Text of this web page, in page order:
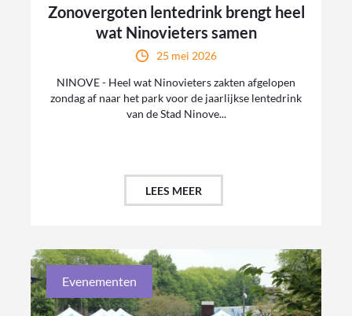
Zonovergoten lentedrink brengt heel
wat Ninovieters samen
25 mei 2026
NINOVE - Heel wat Ninovieters zakten afgelopen
zondag af naar het park voor de jaarlijkse lentedrink
van de Stad Ninove...
LEES MEER
Evenementen